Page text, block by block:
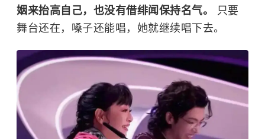
姻来抬高自己，也没有借绯闻保持名气。
只要
舞台还在，嗓子还能唱，她就继续唱下去。